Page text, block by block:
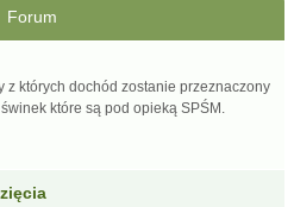
Forum
z których dochód zostanie przeznaczony
które są pod opieką SPŚM.